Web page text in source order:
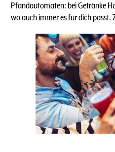
Pfandautomaten: bei Getränke
wo auch immer es für dich passt.